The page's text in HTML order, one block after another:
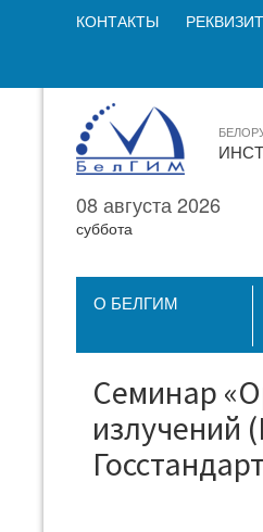
КОНТАКТЫ
08 августа 2026
суббота
О БЕЛГИМ
Семинар
излучений